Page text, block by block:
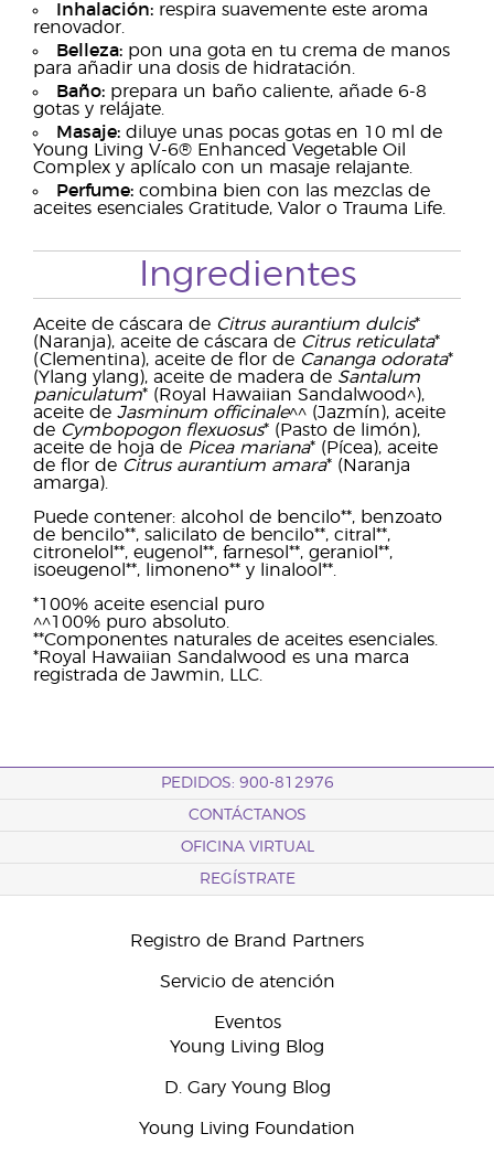
Inhalación: respira suavemente este aroma
renovador.
Belleza: pon una gota en tu crema de manos
para añadir una dosis de hidratación.
Baño: prepara un baño caliente, añade 6-8
gotas y relájate.
Masaje: diluye unas pocas gotas en 10 ml de
Young Living V-6® Enhanced Vegetable Oil
Complex y aplícalo con un masaje relajante.
Perfume: combina bien con las mezclas de
aceites esenciales Gratitude, Valor o Trauma Life.
Ingredientes
Aceite de cáscara de Citrus aurantium dulcis*
(Naranja), aceite de cáscara de Citrus reticulata*
(Clementina), aceite de flor de Cananga odorata*
(Ylang ylang), aceite de madera de Santalum
paniculatum* (Royal Hawaiian Sandalwood^),
aceite de Jasminum officinale^^ (Jazmín), aceite
de Cymbopogon flexuosus* (Pasto de limón),
aceite de hoja de Picea mariana* (Pícea), aceite
de flor de Citrus aurantium amara* (Naranja
amarga).
Puede contener: alcohol de bencilo**, benzoato
de bencilo**, salicilato de bencilo**, citral**,
citronelol**, eugenol**, farnesol**, geraniol**,
isoeugenol**, limoneno** y linalool**.
*100% aceite esencial puro
^^100% puro absoluto.
**Componentes naturales de aceites esenciales.
*Royal Hawaiian Sandalwood es una marca
registrada de Jawmin, LLC.
PEDIDOS: 900-812976
CONTÁCTANOS
OFICINA VIRTUAL
REGÍSTRATE
Registro de Brand Partners
Servicio de atención
Eventos
Young Living Blog
D. Gary Young Blog
Young Living Foundation